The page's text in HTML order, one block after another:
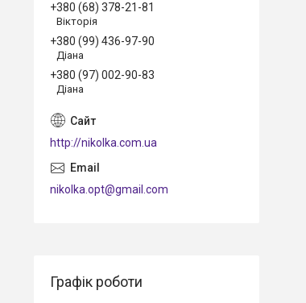
+380 (68) 378-21-81
Вікторія
+380 (99) 436-97-90
Діана
+380 (97) 002-90-83
Діана
http://nikolka.com.ua
nikolka.opt@gmail.com
Графік роботи